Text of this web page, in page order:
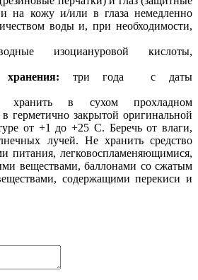
на кожу и/или в глаза немедленно
воды и, при необходимости,
изоциануровой кислоты,
хранения: три года с даты
хранить в сухом прохладном
герметично закрытой оригинальной
от +1 до +25 С. Беречь от влаги,
лучей. Не хранить средство
питания, легковоспламеняющимися,
веществами, баллонами со сжатым
содержащими перекиси и